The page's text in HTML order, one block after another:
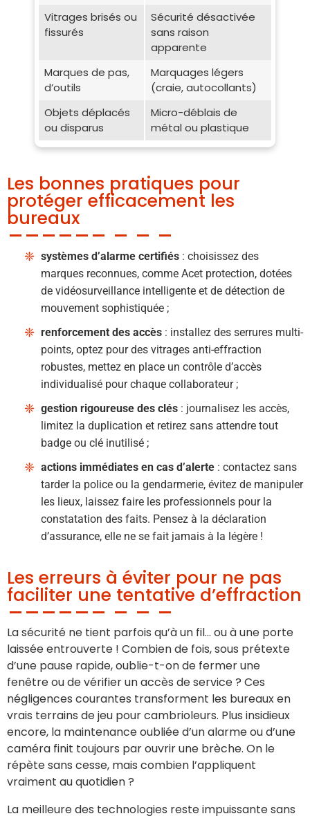
Vitrages brisés ou
fissurés
Sécurité désactivée
sans raison
apparente
Marques de pas,
d’outils
Marquages légers
(craie, autocollants)
Objets déplacés
ou disparus
Micro-déblais de
métal ou plastique
Les bonnes pratiques pour
protéger efficacement les
bureaux
systèmes d’alarme certifiés : choisissez des
marques reconnues, comme Acet protection, dotées
de vidéosurveillance intelligente et de détection de
mouvement sophistiquée ;
renforcement des accès : installez des serrures multi-
points, optez pour des vitrages anti-effraction
robustes, mettez en place un contrôle d’accès
individualisé pour chaque collaborateur ;
gestion rigoureuse des clés : journalisez les accès,
limitez la duplication et retirez sans attendre tout
badge ou clé inutilisé ;
actions immédiates en cas d’alerte : contactez sans
tarder la police ou la gendarmerie, évitez de manipuler
les lieux, laissez faire les professionnels pour la
constatation des faits. Pensez à la déclaration
d’assurance, elle ne se fait jamais à la légère !
Les erreurs à éviter pour ne pas
faciliter une tentative d’effraction
La sécurité ne tient parfois qu’à un fil… ou à une porte
laissée entrouverte ! Combien de fois, sous prétexte
d’une pause rapide, oublie-t-on de fermer une
fenêtre ou de vérifier un accès de service ? Ces
négligences courantes transforment les bureaux en
vrais terrains de jeu pour cambrioleurs. Plus insidieux
encore, la maintenance oubliée d’un alarme ou d’une
caméra finit toujours par ouvrir une brèche. On le
répète sans cesse, mais combien l’appliquent
vraiment au quotidien ?
La meilleure des technologies reste impuissante sans